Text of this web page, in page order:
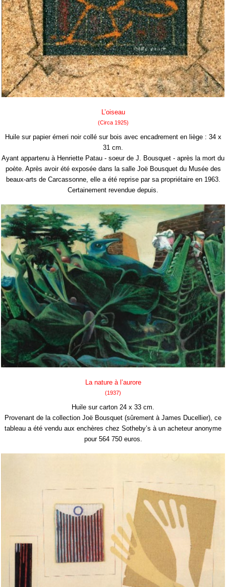
L’oiseau
(Circa 1925)
Huile sur papier émeri noir collé sur bois avec encadrement en liège : 34 x
31 cm.
Ayant appartenu à Henriette Patau - soeur de J. Bousquet - après la mort du
poète. Après avoir été exposée dans la salle Joë Bousquet du Musée des
beaux-arts de Carcassonne, elle a été reprise par sa propriétaire en 1963.
Certainement revendue depuis.
La nature à l’aurore
(1937)
Huile sur carton 24 x 33 cm.
Provenant de la collection Joë Bousquet (sûrement à James Ducellier), ce
tableau a été vendu aux enchères chez Sotheby’s à un acheteur anonyme
pour 564 750 euros.